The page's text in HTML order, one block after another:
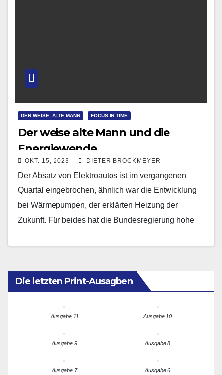
DER WEISE, ALTE MANN FOCUS IN TIME
Der weise alte Mann und die
Energiewende
OKT. 15, 2023 DIETER BROCKMEYER
Der Absatz von Elektroautos ist im vergangenen
Quartal eingebrochen, ähnlich war die Entwicklung
bei Wärmepumpen, der erklärten Heizung der
Zukunft. Für beides hat die Bundesregierung hohe
Die letzten Print-Ausagben
Ausgabe 11 Ausgabe 10
Ausgabe 9 Ausgabe 8
Ausgabe 7 Ausgabe 6